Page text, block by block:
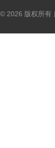
© 2026 版权所有